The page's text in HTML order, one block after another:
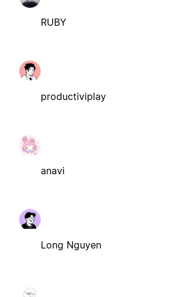
RUBY
productiviplay
anavi
Long Nguyen